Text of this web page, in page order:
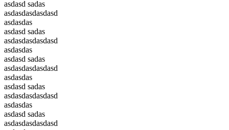
asdasd sadas
asdasdasdasdasd
asdasdas
asdasd sadas
asdasdasdasdasd
asdasdas
asdasd sadas
asdasdasdasdasd
asdasdas
asdasd sadas
asdasdasdasdasd
asdasdas
asdasd sadas
asdasdasdasdasd